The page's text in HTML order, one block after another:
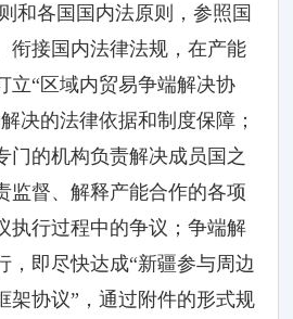
和各国国内法原则，参照国
衔接国内法律法规，在产能
立“区域内贸易争端解决协
决的法律依据和制度保障；
门的机构负责解决成员国之
监督、解释产能合作的各项
执行过程中的争议；争端解
，即尽快达成“新疆参与周边
架协议”，通过附件的形式规